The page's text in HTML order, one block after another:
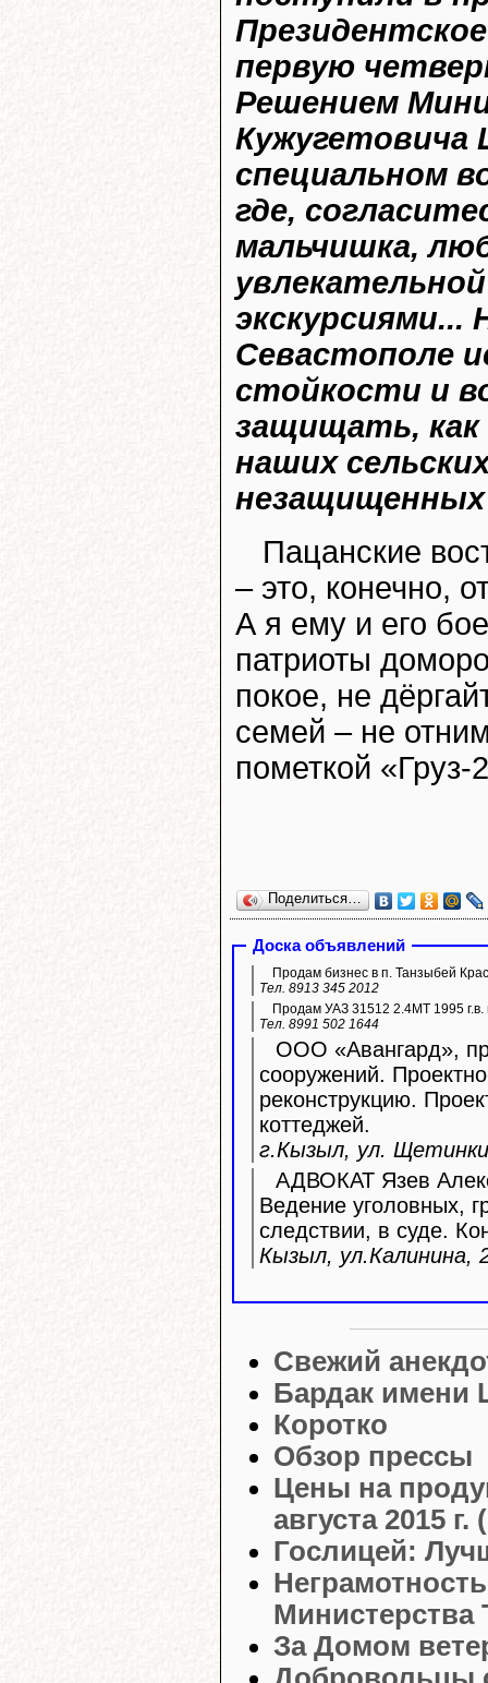
первую
Решением
Кужугетовича
специальном
где,
мальчишка,
Севастополе
стойкости и
защищать, как
наших
незащищенных
Пацанские
– это, конечно,
А я ему и его
патриоты
покое, не
семей – не
пометкой
Поделиться…
Доска объявлений
Продам бизнес в п. Танзыбей
Тел. 8913 345 2012
Продам УАЗ 31512 2.4МТ 1995 г.в.
Тел. 8991 502 1644
ООО «Авангард»,
сооружений.
реконструкцию.
коттеджей.
г.Кызыл, ул.
АДВОКАТ Язев
Ведение уголовных,
следствии, в суде.
Кызыл, ул.Калинина,
Свежий
Бардак имени
Коротко
Обзор прессы
Цены на
августа 2015
Гослицей:
Министерства
За Домом